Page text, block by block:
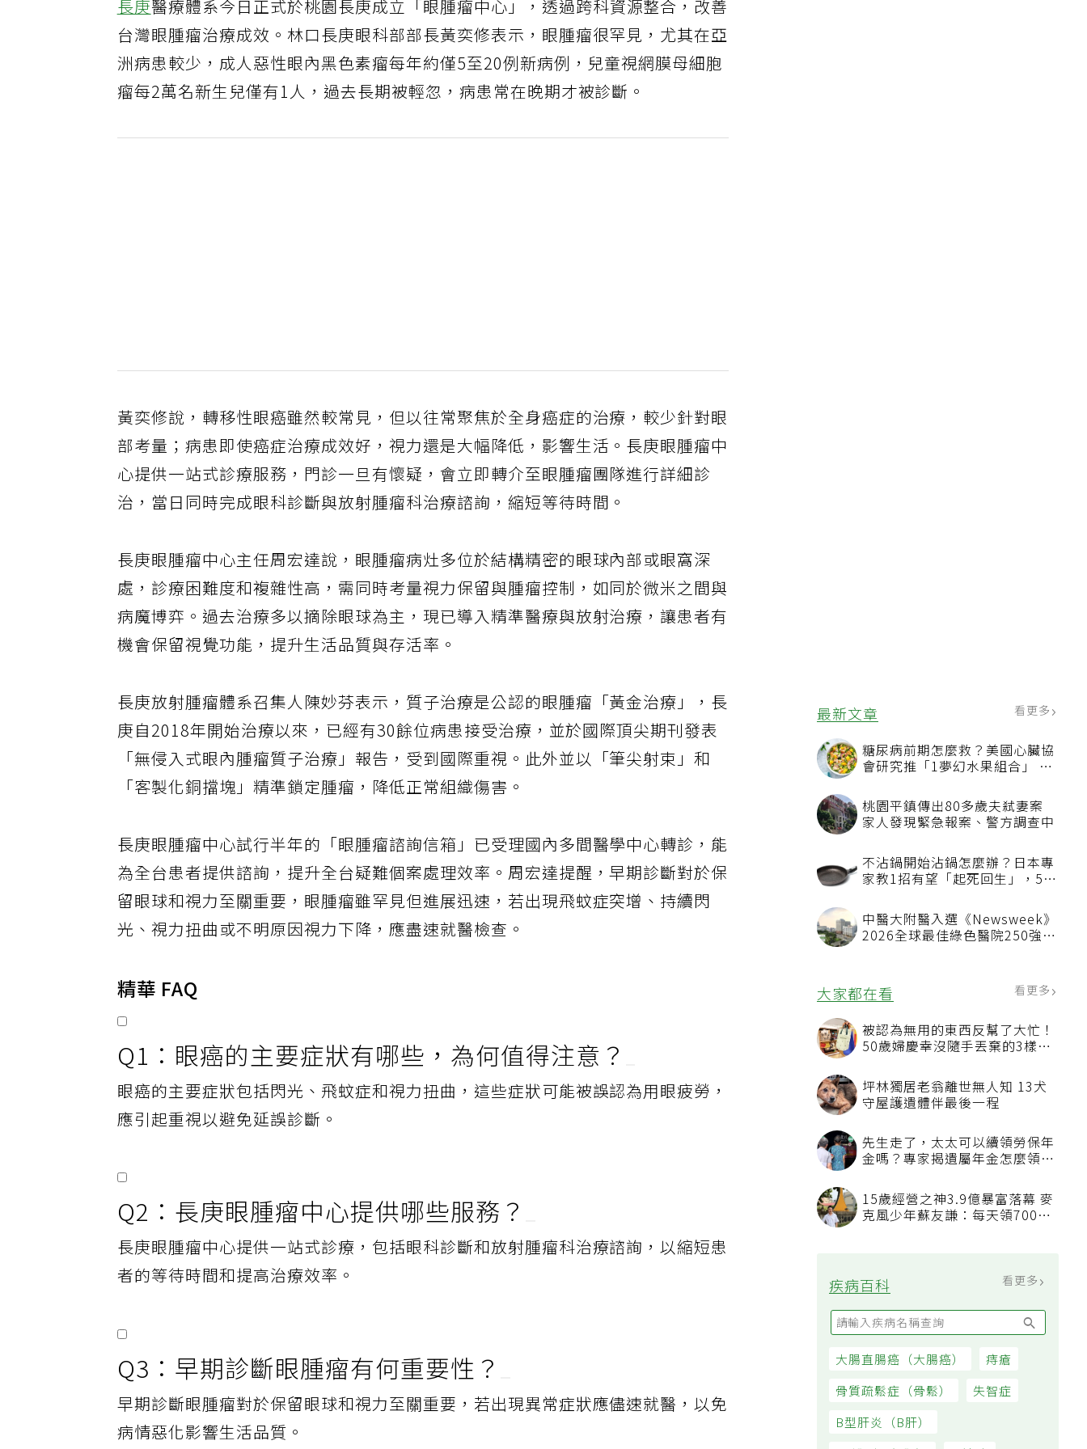
最新文章 看更多
糖尿病前期怎麼救？美國心臟協
會研究推「1夢幻水果組合」 酪
桃園平鎮傳出80多歲夫弒妻案
家人發現緊急報案、警方調查中
不沾鍋開始沾鍋怎麼辦？日本專
家教1招有望「起死回生」，5情
中醫大附醫入選《Newsweek》
2026全球最佳綠色醫院250強
大家都在看
被認為無用的東西反幫了大忙！
50歲婦慶幸沒隨手丟棄的3樣物
坪林獨居老翁離世無人知 13犬
守屋護遺體伴最後一程
先生走了，太太可以續領勞保年
看順位還要看資格
15歲經營之神3.9億暴富落幕 麥
疾病百科
長庚醫療體系今日正式於桃園長庚成立「眼腫瘤中心」，透過跨科資源整合，改善
台灣眼腫瘤治療成效。林口長庚眼科部部長黃奕修表示，眼腫瘤很罕見，尤其在亞
洲病患較少，成人惡性眼內黑色素瘤每年約僅5至20例新病例，兒童視網膜母細胞
瘤每2萬名新生兒僅有1人，過去長期被輕忽，病患常在晚期才被診斷。
黃奕修說，轉移性眼癌雖然較常見，但以往常聚焦於全身癌症的治療，較少針對眼
部考量；病患即使癌症治療成效好，視力還是大幅降低，影響生活。長庚眼腫瘤中
心提供一站式診療服務，門診一旦有懷疑，會立即轉介至眼腫瘤團隊進行詳細診
治，當日同時完成眼科診斷與放射腫瘤科治療諮詢，縮短等待時間。
長庚眼腫瘤中心主任周宏達說，眼腫瘤病灶多位於結構精密的眼球內部或眼窩深
處，診療困難度和複雜性高，需同時考量視力保留與腫瘤控制，如同於微米之間與
病魔博弈。過去治療多以摘除眼球為主，現已導入精準醫療與放射治療，讓患者有
機會保留視覺功能，提升生活品質與存活率。
長庚放射腫瘤體系召集人陳妙芬表示，質子治療是公認的眼腫瘤「黃金治療」，長
庚自2018年開始治療以來，已經有30餘位病患接受治療，並於國際頂尖期刊發表
「無侵入式眼內腫瘤質子治療」報告，受到國際重視。此外並以「筆尖射束」和
「客製化銅擋塊」精準鎖定腫瘤，降低正常組織傷害。
長庚眼腫瘤中心試行半年的「眼腫瘤諮詢信箱」已受理國內多間醫學中心轉診，能
為全台患者提供諮詢，提升全台疑難個案處理效率。周宏達提醒，早期診斷對於保
留眼球和視力至關重要，眼腫瘤雖罕見但進展迅速，若出現飛蚊症突增、持續閃
光、視力扭曲或不明原因視力下降，應盡速就醫檢查。
精華 FAQ
Q1：眼癌的主要症狀有哪些，為何值得注意？
眼癌的主要症狀包括閃光、飛蚊症和視力扭曲，這些症狀可能被誤認為用眼疲勞，
應引起重視以避免延誤診斷。
Q2：長庚眼腫瘤中心提供哪些服務？
長庚眼腫瘤中心提供一站式診療，包括眼科診斷和放射腫瘤科治療諮詢，以縮短患
者的等待時間和提高治療效率。
Q3：早期診斷眼腫瘤有何重要性？
早期診斷眼腫瘤對於保留眼球和視力至關重要，若出現異常症狀應儘速就醫，以免